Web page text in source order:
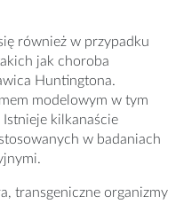
również w przypadku
jak choroba
Huntingtona.
modelowym w tym
kilkanaście
w badaniach
transgeniczne organizmy